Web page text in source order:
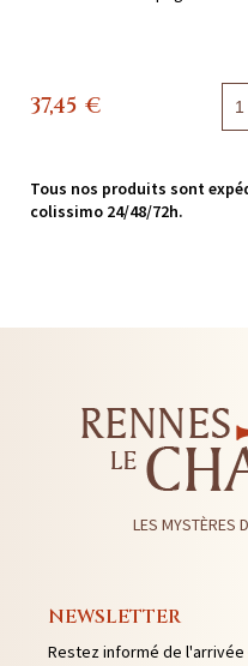
37,45 €
Tous nos produits sont
colissimo 24/48/72h.
LES MYSTÈRES
NEWSLETTER
Restez informé de